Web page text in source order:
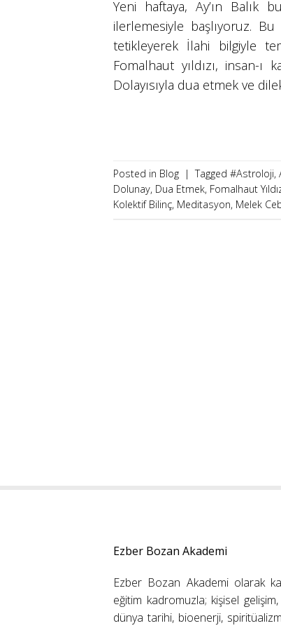
Yeni haftaya, Ay’ın Balık
ilerlemesiyle başlıyoruz.
tetikleyerek İlahi bilgiyle
Fomalhaut yıldızı, insan-
Dolayısıyla dua etmek ve
Posted in Blog | Tagged #Astroloji,
Dolunay, Dua Etmek, Fomalhaut
Kolektif Bilinç, Meditasyon, Melek
Ezber Bozan Akademi
Ezber Bozan Akademi olarak
eğitim kadromuzla; kişisel
dünya tarihi, bioenerji,